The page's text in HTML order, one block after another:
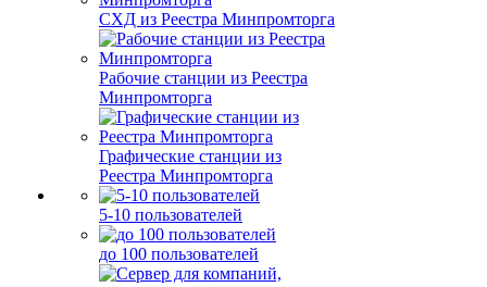
СХД из Реестра Минпромторга
Рабочие станции из Реестра
Минпромторга
Графические станции из
Реестра Минпромторга
5-10 пользователей
до 100 пользователей